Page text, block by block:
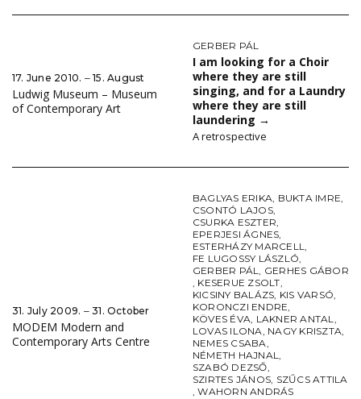
17. June 2010. ‒ 15. August
Ludwig Museum – Museum
of Contemporary Art
GERBER PÁL
I am looking for a Choir
where they are still
singing, and for a Laundry
where they are still
laundering →
A retrospective
31. July 2009. ‒ 31. October
MODEM Modern and
Contemporary Arts Centre
BAGLYAS ERIKA, BUKTA IMRE,
CSONTÓ LAJOS,
CSURKA ESZTER,
EPERJESI ÁGNES,
ESTERHÁZY MARCELL,
FE LUGOSSY LÁSZLÓ,
GERBER PÁL, GERHES GÁBOR
, KESERUE ZSOLT,
KICSINY BALÁZS, KIS VARSÓ,
KORONCZI ENDRE,
KÖVES ÉVA, LAKNER ANTAL,
LOVAS ILONA, NAGY KRISZTA,
NEMES CSABA,
NÉMETH HAJNAL,
SZABÓ DEZSŐ,
SZIRTES JÁNOS, SZŰCS ATTILA
,WAHORN ANDRÁS